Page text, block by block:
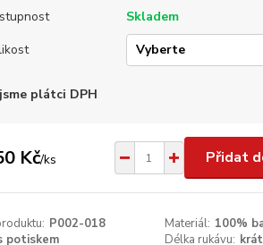
Skladem
plátci DPH
Kč/ks Přidat
P002-018 Materiál: 100%
potiskem Délka rukávu: